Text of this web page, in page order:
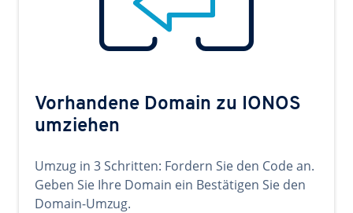
Vorhandene Domain zu IONOS
umziehen
Umzug in 3 Schritten: Fordern Sie den Code an.
Geben Sie Ihre Domain ein Bestätigen Sie den
Domain-Umzug.